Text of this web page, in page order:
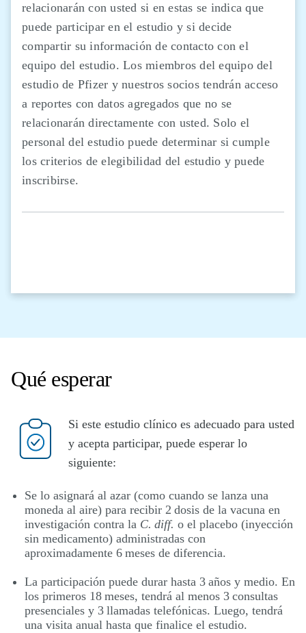
relacionarán con usted si en estas se indica que
puede participar en el estudio y si decide
compartir su información de contacto con el
equipo del estudio. Los miembros del equipo del
estudio de Pfizer y nuestros socios tendrán acceso
a reportes con datos agregados que no se
relacionarán directamente con usted. Solo el
personal del estudio puede determinar si cumple
los criterios de elegibilidad del estudio y puede
inscribirse.
Qué esperar
Si este estudio clínico es adecuado para usted
y acepta participar, puede esperar lo
siguiente:
Se lo asignará al azar (como cuando se lanza una
moneda al aire) para recibir 2 dosis de la vacuna en
investigación contra la C. diff. o el placebo (inyección
sin medicamento) administradas con
aproximadamente 6 meses de diferencia.
La participación puede durar hasta 3 años y medio. En
los primeros 18 meses, tendrá al menos 3 consultas
presenciales y 3 llamadas telefónicas. Luego, tendrá
una visita anual hasta que finalice el estudio.